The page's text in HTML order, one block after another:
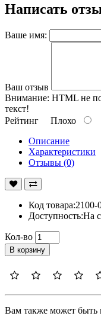
Написать
Ваше имя:
Ваш отзыв
Внимание: HTML не
текст!
Рейтинг Плохо
Описание
Характеристики
Отзывы (0)
Код товара:2100-
Доступность:На
Кол-во
В корзину
Вам также может быть